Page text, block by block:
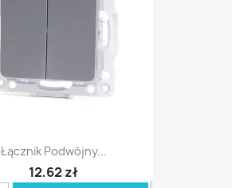
Łącznik Podwójny...
12,62 zł